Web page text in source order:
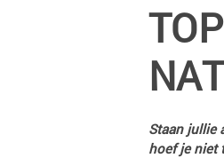
Staan jullie
hoef je niet